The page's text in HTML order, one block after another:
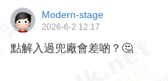
Modern-stage
2026-6-2 12:17
點解入過兜廠會差啲？🤔